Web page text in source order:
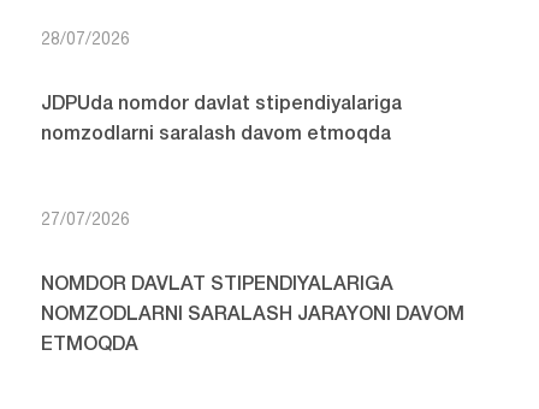
28/07/2026
JDPUda nomdor davlat stipendiyalariga
nomzodlarni saralash davom etmoqda
27/07/2026
NOMDOR DAVLAT STIPENDIYALARIGA
NOMZODLARNI SARALASH JARAYONI DAVOM
ETMOQDA